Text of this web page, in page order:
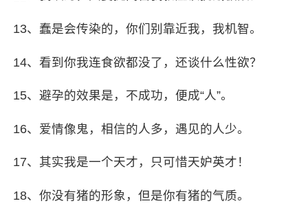
13、蠢是会传染的，你们别靠近我，我机智。
14、看到你我连食欲都没了，还谈什么性欲？
15、避孕的效果是，不成功，便成“人”。
16、爱情像鬼，相信的人多，遇见的人少。
17、其实我是一个天才，只可惜天妒英才！
18、你没有猪的形象，但是你有猪的气质。